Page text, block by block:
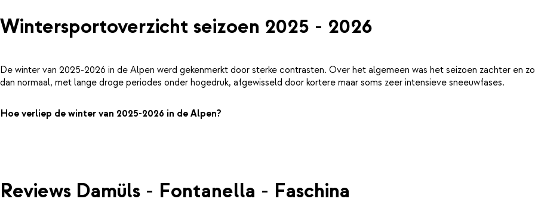
Wintersportoverzicht seizoen 2025 - 2026
De winter van 2025-2026 in de Alpen werd gekenmerkt door sterke contrasten. Over het algemeen was het seizoen zachter en
dan normaal, met lange droge periodes onder hogedruk, afgewisseld door kortere maar soms zeer intensieve sneeuwfases.
Hoe verliep de winter van 2025-2026 in de Alpen?
Reviews Damüls - Fontanella - Faschina